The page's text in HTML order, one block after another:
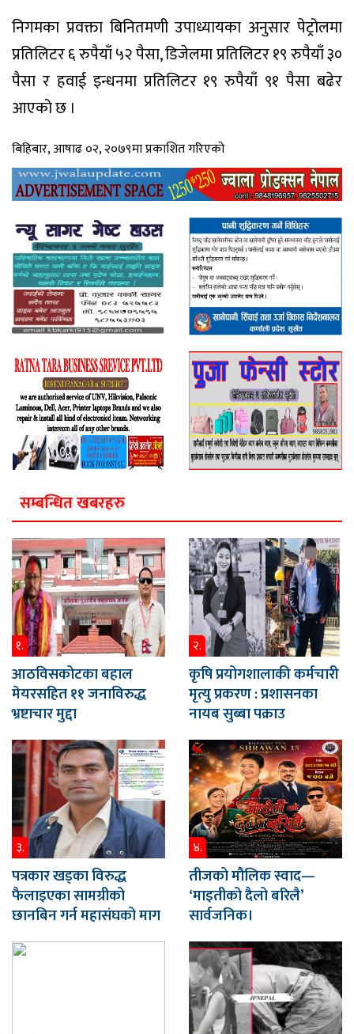
निगमका प्रवक्ता बिनितमणी उपाध्यायका अनुसार पेट्रोलमा
प्रतिलिटर ६ रुपैयाँ ५२ पैसा, डिजेलमा प्रतिलिटर १९ रुपैयाँ ३०
पैसा र हवाई इन्धनमा प्रतिलिटर १९ रुपैयाँ ९१ पैसा बढेर
आएको छ ।
बिहिबार, आषाढ ०२, २०७९मा प्रकाशित गरिएको
सम्बन्धित खबरहरु
१.
आठविसकोटका बहाल
मेयरसहित ११ जनाविरुद्ध
भ्रष्टाचार मुद्दा
२.
कृषि प्रयोगशालाकी कर्मचारी
मृत्यु प्रकरण : प्रशासनका
नायब सुब्बा पक्राउ
३.
पत्रकार खड्का विरुद्ध
फैलाइएका सामग्रीको
छानबिन गर्न महासंघको माग
४.
तीजको मौलिक स्वाद—
‘माइतीको दैलो बरिलै’
सार्वजनिक।